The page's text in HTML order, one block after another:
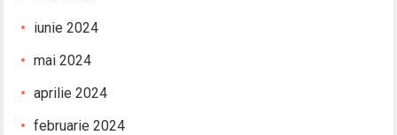
iunie 2024
mai 2024
aprilie 2024
februarie 2024